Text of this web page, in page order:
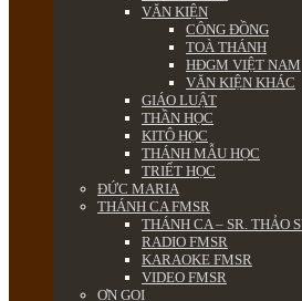
VĂN KIỆN
CÔNG ĐỒNG
TOÀ THÁNH
HĐGM VIỆT NAM
VĂN KIỆN KHÁC
GIÁO LUẬT
THẦN HỌC
KITÔ HỌC
THÁNH MẪU HỌC
TRIẾT HỌC
ĐỨC MARIA
THÁNH CA FMSR
THÁNH CA – SR. THẢO
RADIO FMSR
KARAOKE FMSR
VIDEO FMSR
ƠN GỌI